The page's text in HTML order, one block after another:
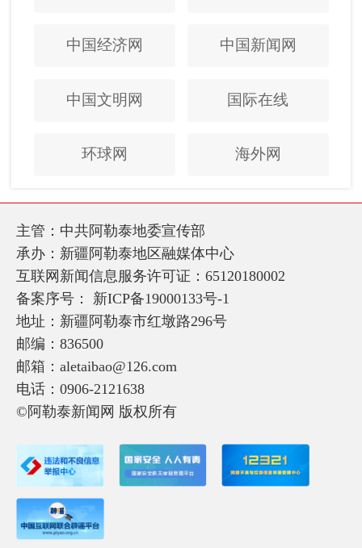
中国经济网 中国新闻网
中国文明网 国际在线
环球网 海外网
主管：中共阿勒泰地委宣传部
承办：新疆阿勒泰地区融媒体中心
互联网新闻信息服务许可证：65120180002
备案序号： 新ICP备19000133号-1
地址：新疆阿勒泰市红墩路296号
邮编：836500
邮箱：aletaibao@126.com
电话：0906-2121638
©阿勒泰新闻网 版权所有